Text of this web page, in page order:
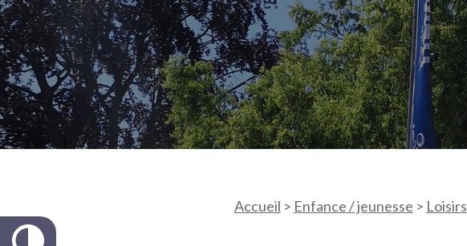
Accueil > Enfance / jeunesse > Loisirs